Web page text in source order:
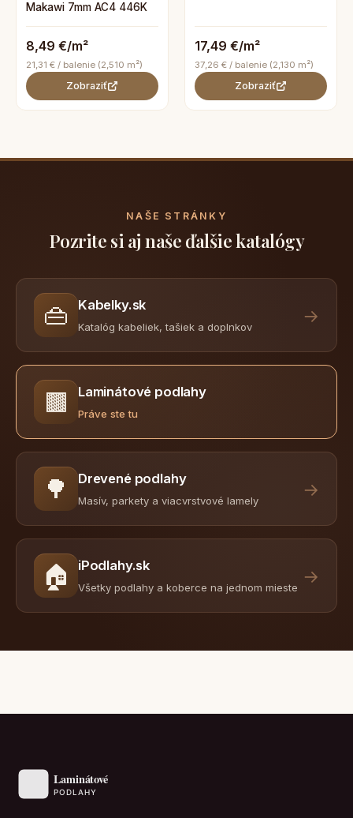
Makawi 7mm AC4 446K
8,49 €/m²
21,31 € / balenie (2,510 m²)
Zobraziť
17,49 €/m²
37,26 € / balenie (2,130 m²)
Zobraziť
NAŠE STRÁNKY
Pozrite si aj naše ďalšie katalógy
👜 Kabelky.sk
Katalóg kabeliek, tašiek a doplnkov
→
🟫 Laminátové podlahy
Práve ste tu
🌳 Drevené podlahy
Masív, parkety a viacvrstvové lamely
→
🏠 iPodlahy.sk
Všetky podlahy a koberce na jednom mieste
→